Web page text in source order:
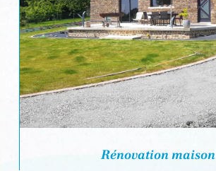
Rénovation maison